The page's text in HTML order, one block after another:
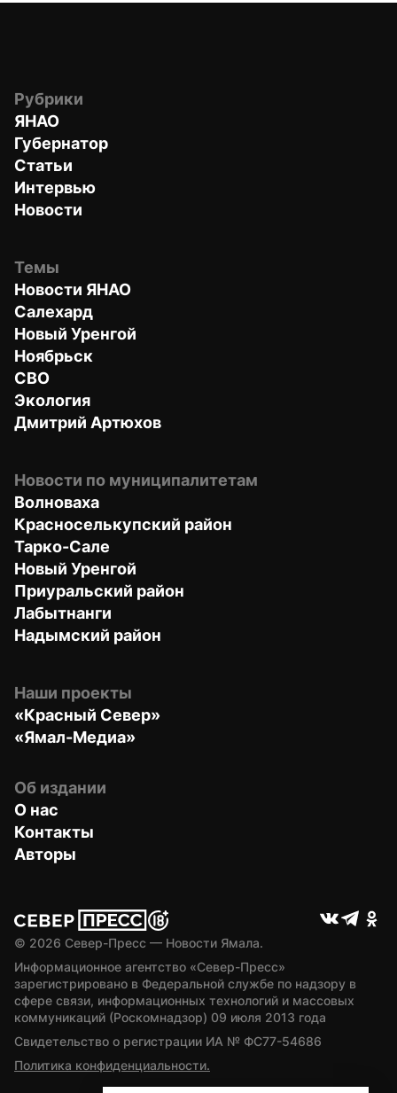
Рубрики
ЯНАО
Губернатор
Статьи
Интервью
Новости
Темы
Новости ЯНАО
Салехард
Новый Уренгой
Ноябрьск
СВО
Экология
Дмитрий Артюхов
Новости по муниципалитетам
Волноваха
Красноселькупский район
Тарко-Сале
Новый Уренгой
Приуральский район
Лабытнанги
Надымский район
Наши проекты
«Красный Север»
«Ямал-Медиа»
Об издании
О нас
Контакты
Авторы
© 2026 Север-Пресс — Новости Ямала.
Информационное агентство «Север-Пресс»
зарегистрировано в Федеральной службе по надзору в
сфере связи, информационных технологий и массовых
коммуникаций (Роскомнадзор) 09 июля 2013 года
Свидетельство о регистрации ИА № ФС77-54686
Политика конфиденциальности.